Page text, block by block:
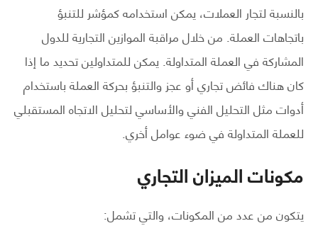
بالنسبة لتجار العملات، يمكن استخدامه كمؤشر للتنبؤ
باتجاهات العملة. من خلال مراقبة الموازين التجارية للدول
المشاركة في العملة المتداولة. يمكن للمتداولين تحديد ما إذا
كان هناك فائض تجاري أو عجز والتنبؤ بحركة العملة باستخدام
أدوات مثل التحليل الفني والأساسي لتحليل الاتجاه المستقبلي
للعملة المتداولة في ضوء عوامل أخري.
مكونات الميزان التجاري
يتكون من عدد من المكونات، والتي تشمل: